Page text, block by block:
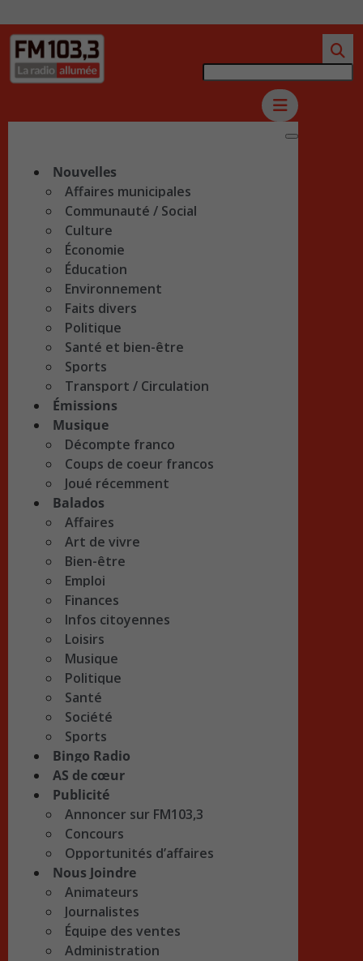
Nouvelles
Affaires municipales
Communauté / Social
Culture
Économie
Éducation
Environnement
Faits divers
Politique
Santé et bien-être
Sports
Transport / Circulation
Émissions
Musique
Décompte franco
Coups de coeur francos
Joué récemment
Balados
Affaires
Art de vivre
Bien-être
Emploi
Finances
Infos citoyennes
Loisirs
Musique
Politique
Santé
Société
Sports
Bingo Radio
AS de cœur
Publicité
Annoncer sur FM103,3
Concours
Opportunités d’affaires
Nous Joindre
Animateurs
Journalistes
Équipe des ventes
Administration